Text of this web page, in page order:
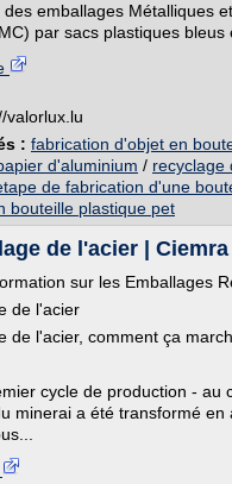
des emballages Métalliques
par sacs plastiques bleus
valorlux.lu
: fabrication d'objet en
d'aluminium / recyclage
de fabrication d'une
bouteille plastique pet
de l'acier | Ciemra
sur les Emballages
de l'acier
de l'acier, comment ça
cycle de production - au
minerai a été transformé en